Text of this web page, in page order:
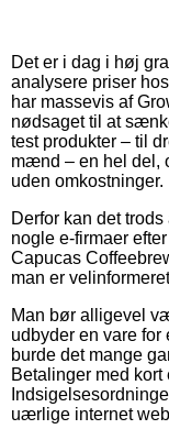
Det er i dag i høj
analysere priser
har massevis af
nødsaget til at
test produkter – til
mænd – en hel del,
uden omkostninger.
Derfor kan det
nogle e-firmaer
Capucas
man er
Man bør alligevel
udbyder en vare for
burde det mange
Betalinger med kort
uærlige internet